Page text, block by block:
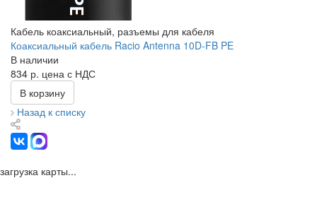
Кабель коаксиальный, разъемы для кабеля
Коаксиальный кабель Racio Antenna 10D-FB PE
В наличии
834 р. цена с НДС
В корзину
Назад к списку
загрузка карты...